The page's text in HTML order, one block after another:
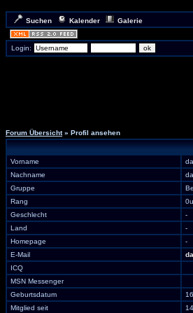
Suchen Kalender Galerie
Login:
Forum Übersicht» Profil ansehen
Vorname
Nachname
Gruppe
Rang
Geschlecht
-
Land
-
Homepage
-
E-Mail
ICQ
MSN Messenger
Geburtsdatum
Mitglied seit